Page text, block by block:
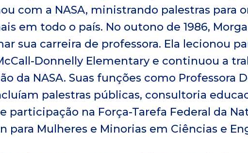
com a NASA, ministrando palestras para
em todo o país. No outono de 1986,
sua carreira de professora. Ela lecionou
Donnelly Elementary e continuou a
da NASA. Suas funções como Professora
palestras públicas, consultoria
participação na Força-Tarefa Federal da
para Mulheres e Minorias em Ciências e